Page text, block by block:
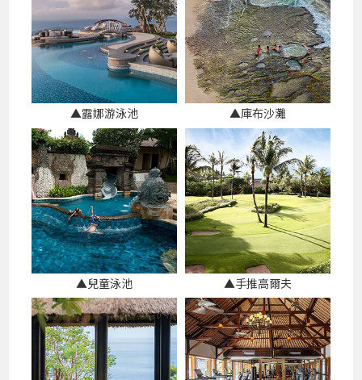
▲露娜游泳池 ▲庫布沙灘
▲兒童泳池 ▲手推高爾夫